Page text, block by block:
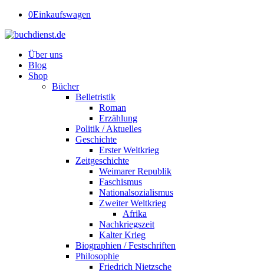
0Einkaufswagen
Über uns
Blog
Shop
Bücher
Belletristik
Roman
Erzählung
Politik / Aktuelles
Geschichte
Erster Weltkrieg
Zeitgeschichte
Weimarer Republik
Faschismus
Nationalsozialismus
Zweiter Weltkrieg
Afrika
Nachkriegszeit
Kalter Krieg
Biographien / Festschriften
Philosophie
Friedrich Nietzsche